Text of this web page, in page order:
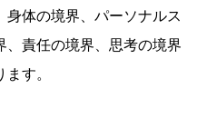
身体の境界、パーソナルス
、責任の境界、思考の境界
す。